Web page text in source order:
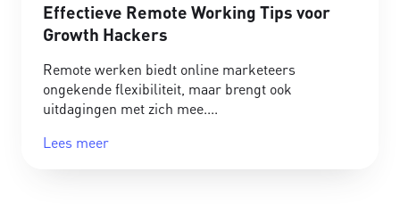
Effectieve Remote Working Tips voor
Growth Hackers
Remote werken biedt online marketeers
ongekende flexibiliteit, maar brengt ook
uitdagingen met zich mee.
Lees meer